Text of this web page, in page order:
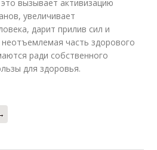
вызывает активизацию
увеличивает
дарит прилив сил и
часть здорового
ради собственного
для здоровья.